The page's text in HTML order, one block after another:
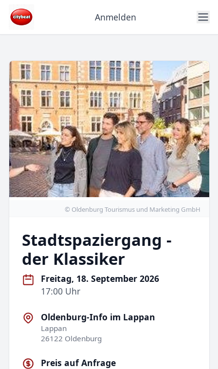
Anmelden
© Oldenburg Tourismus und Marketing GmbH
Stadtspaziergang -
der Klassiker
Freitag, 18. September 2026
17:00 Uhr
Oldenburg-Info im Lappan
Lappan
26122 Oldenburg
Preis auf Anfrage